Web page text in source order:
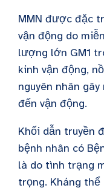
MMN được đặc
vận động do
lượng lớn GM1
kinh vận động,
nguyên nhân gây
đến vận động.
Khối dẫn truyền
bệnh nhân có
là do tình trạng
trọng. Kháng thể